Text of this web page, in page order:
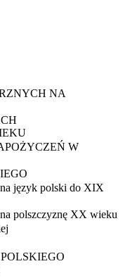
NA
W
język polski do XIX
polszczyznę XX wieku